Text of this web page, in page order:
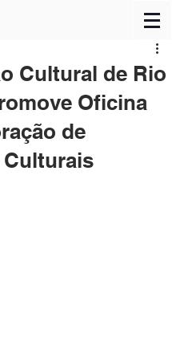
Cultural de Rio
Oficina
de